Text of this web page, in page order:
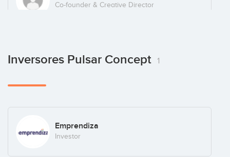
Co-founder & Creative Director
Mikel Calvo
Co-founder & Game Designer
Graphic Designer
Inversores Pulsar Concept 1
Emprendiza
Investor